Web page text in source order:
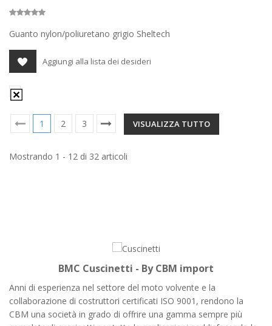
Guanto nylon/poliuretano grigio Sheltech
Aggiungi alla lista dei desideri
VISUALIZZA TUTTO
1 2 3
Mostrando 1 - 12 di 32 articoli
BMC Cuscinetti - By CBM import
Anni di esperienza nel settore del moto volvente e la
collaborazione di costruttori certificati ISO 9001, rendono la
CBM una società in grado di offrire una gamma sempre più